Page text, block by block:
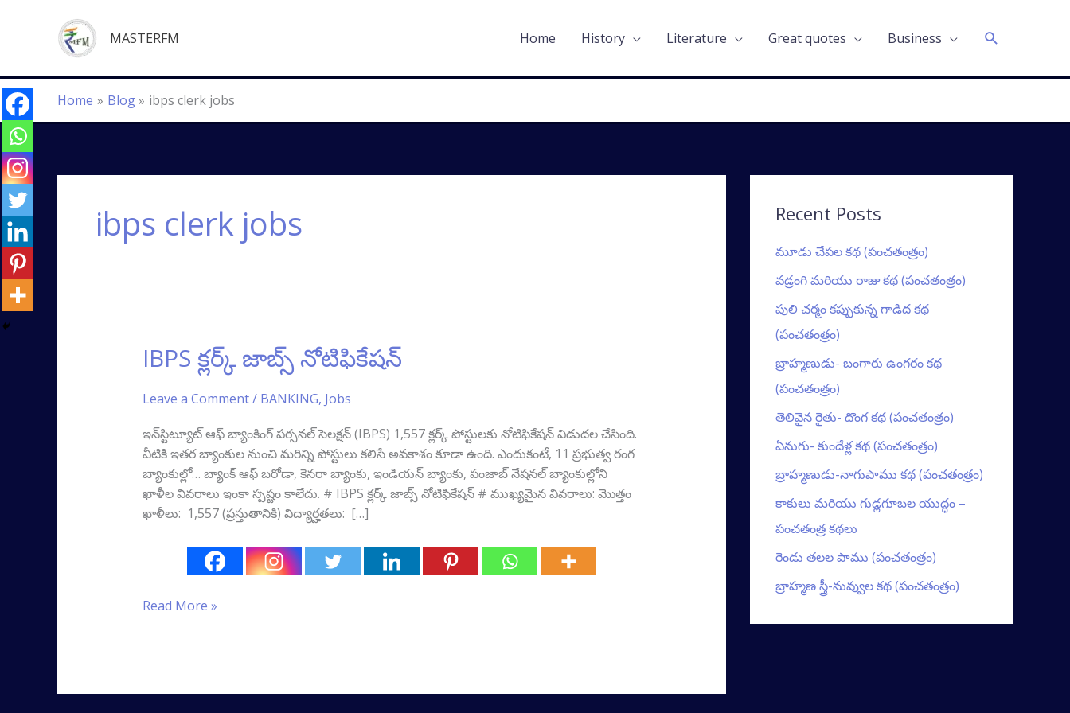
MASTERFM Home History Literature Great quotes Business Search
Home Blog ibps clerk jobs
ibps clerk jobs
IBPS క్లర్క్ జాబ్స్‌ నోటిఫికేషన్
Leave a Comment/ BANKING, Jobs
ఇన్‌స్టిట్యూట్ ఆఫ్ బ్యాంకింగ్ పర్సనల్ సెలక్షన్ (IBPS) 1,557 క్లర్క్ పోస్టులకు నోటిఫికేషన్ విడుదల చేసింది.
వీటికి ఇతర బ్యాంకుల నుంచి మరిన్ని పోస్టులు కలిసే అవకాశం కూడా ఉంది. ఎందుకంటే, 11 ప్రభుత్వ రంగ
బ్యాంకుల్లో… బ్యాంక్ ఆఫ్ బరోడా, కెనరా బ్యాంకు, ఇండియన్ బ్యాంకు, పంజాబ్‌ నేషనల్ బ్యాంకుల్లోని
ఖాళీల వివరాలు ఇంకా స్పష్టం కాలేదు. # IBPS క్లర్క్ జాబ్స్‌ నోటిఫికేషన్ # ముఖ్యమైన వివరాలు: మొత్తం
ఖాళీలు: 1,557 (ప్రస్తుతానికి) విద్యార్హతలు: […]
IBPS
క్లర్క్
జాబ్స్‌
Read More »
Recent Posts
మూడు చేపల కథ (పంచతంత్రం)
వడ్రంగి మరియు రాజు కథ (పంచతంత్రం)
పులి చర్మం కప్పుకున్న గాడిద కథ
(పంచతంత్రం)
బ్రాహ్మణుడు- బంగారు ఉంగరం కథ
(పంచతంత్రం)
తెలివైన రైతు- దొంగ కథ (పంచతంత్రం)
ఏనుగు- కుందేళ్ల కథ (పంచతంత్రం)
బ్రాహ్మణుడు-నాగుపాము కథ (పంచతంత్రం)
కాకులు మరియు గుడ్లగూబల యుద్ధం –
పంచతంత్ర కథలు
రెండు తలల పాము (పంచతంత్రం)
బ్రాహ్మణ స్త్రీ-నువ్వుల కథ (పంచతంత్రం)